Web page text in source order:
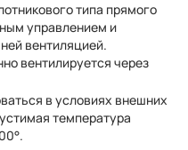
типа прямого
управлением и
вентиляцией.
вентилируется через
в условиях внешних
температура